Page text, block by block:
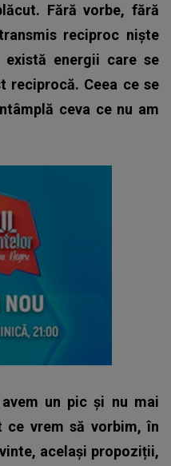
Fără vorbe, fără
reciproc niște
energii care se
reciprocă. Ceea ce se
ceva ce nu am
un pic și nu mai
vrem să vorbim, în
același propoziții,